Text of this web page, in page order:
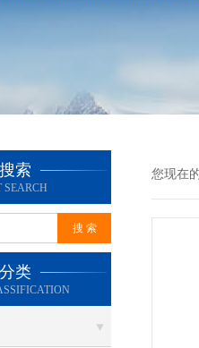
索
SEARCH
类
您现在